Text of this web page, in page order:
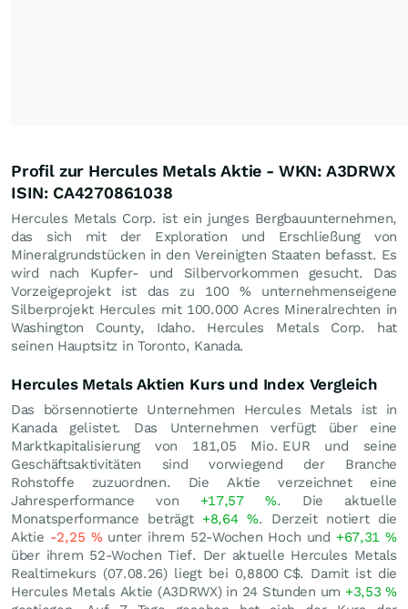
Profil zur Hercules Metals Aktie - WKN: A3DRWX
ISIN: CA4270861038
Hercules Metals Corp. ist ein junges Bergbauunternehmen,
das sich mit der Exploration und Erschließung von
Mineralgrundstücken in den Vereinigten Staaten befasst. Es
wird nach Kupfer- und Silbervorkommen gesucht. Das
Vorzeigeprojekt ist das zu 100 % unternehmenseigene
Silberprojekt Hercules mit 100.000 Acres Mineralrechten in
Washington County, Idaho. Hercules Metals Corp. hat
seinen Hauptsitz in Toronto, Kanada.
Hercules Metals Aktien Kurs und Index Vergleich
Das börsennotierte Unternehmen Hercules Metals ist in
Kanada gelistet. Das Unternehmen verfügt über eine
Marktkapitalisierung von 181,05 Mio. EUR und seine
Geschäftsaktivitäten sind vorwiegend der Branche
Rohstoffe zuzuordnen. Die Aktie verzeichnet eine
Jahresperformance von +17,57%. Die aktuelle
Monatsperformance beträgt +8,64%. Derzeit notiert die
Aktie -2,25 %unter ihrem 52-Wochen Hoch und +67,31%
über ihrem 52-Wochen Tief. Der aktuelle Hercules Metals
Realtimekurs (07.08.26) liegt bei 0,8800 C$. Damit ist die
Hercules Metals Aktie (A3DRWX) in 24 Stunden um +3,53%